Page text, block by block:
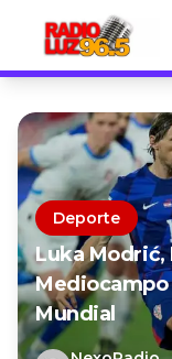
Deporte
Luka Modrić,
Mediocampo
Mundial